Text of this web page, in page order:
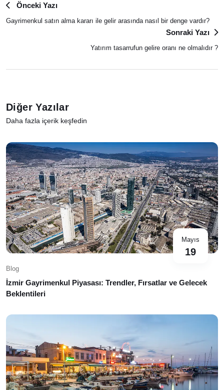
Önceki Yazı
Gayrimenkul satın alma kararı ile gelir arasında nasıl bir denge vardır?
Sonraki Yazı
Yatırım tasarrufun gelire oranı ne olmalıdır ?
Diğer Yazılar
Daha fazla içerik keşfedin
Mayıs
19
Blog
İzmir Gayrimenkul Piyasası: Trendler, Fırsatlar ve Gelecek
Beklentileri